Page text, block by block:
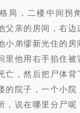
局，二楼中间拐
父亲的房间，右边
小弟缪新光住的房
里他用右手掐住被
亡，然后把尸体
的院子，一个小院
，说在哪里分尸呢